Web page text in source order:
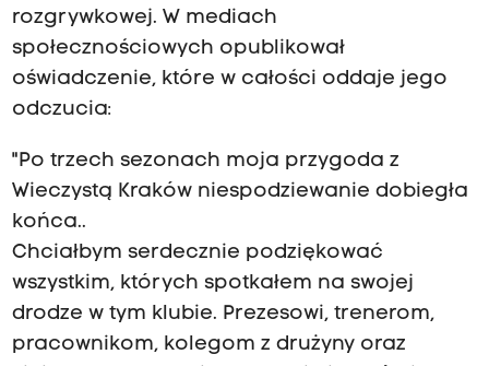
rozgrywkowej. W mediach
społecznościowych opublikował
oświadczenie, które w całości oddaje jego
odczucia:
"Po trzech sezonach moja przygoda z
Wieczystą Kraków niespodziewanie dobiegła
końca..
Chciałbym serdecznie podziękować
wszystkim, których spotkałem na swojej
drodze w tym klubie. Prezesowi, trenerom,
pracownikom, kolegom z drużyny oraz